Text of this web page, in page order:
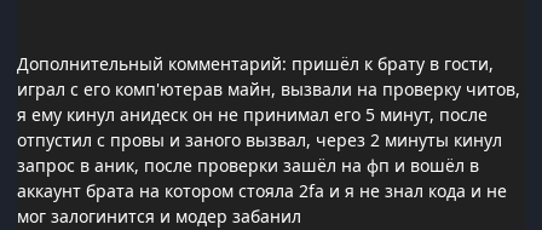
Дополнительный комментарий: пришёл к брату в гости,
играл с его комп'ютерав майн, вызвали на проверку читов,
я ему кинул анидеск он не принимал его 5 минут, после
отпустил с провы и заного вызвал, через 2 минуты кинул
запрос в аник, после проверки зашёл на фп и вошёл в
аккаунт брата на котором стояла 2fa и я не знал кода и не
мог залогинится и модер забанил